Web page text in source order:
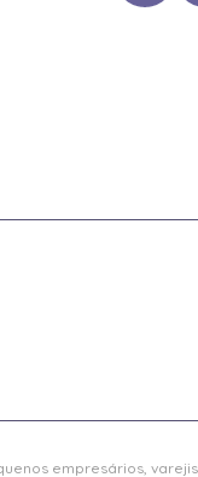
empresários,